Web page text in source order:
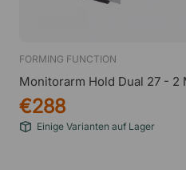
FORMING FUNCTION
Monitorarm Hold Dual 27 - 2
€288
Einige Varianten auf Lager